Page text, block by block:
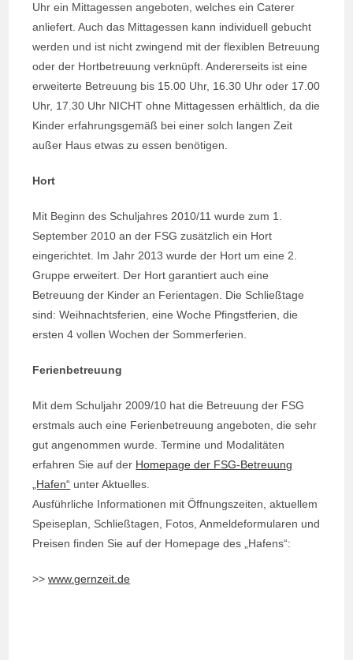
Uhr ein Mittagessen angeboten, welches ein Caterer
anliefert. Auch das Mittagessen kann individuell gebucht
werden und ist nicht zwingend mit der flexiblen Betreuung
oder der Hortbetreuung verknüpft. Andererseits ist eine
erweiterte Betreuung bis 15.00 Uhr, 16.30 Uhr oder 17.00
Uhr, 17.30 Uhr NICHT ohne Mittagessen erhältlich, da die
Kinder erfahrungsgemäß bei einer solch langen Zeit
außer Haus etwas zu essen benötigen.
Hort
Mit Beginn des Schuljahres 2010/11 wurde zum 1.
September 2010 an der FSG zusätzlich ein Hort
eingerichtet. Im Jahr 2013 wurde der Hort um eine 2.
Gruppe erweitert. Der Hort garantiert auch eine
Betreuung der Kinder an Ferientagen. Die Schließtage
sind: Weihnachtsferien, eine Woche Pfingstferien, die
ersten 4 vollen Wochen der Sommerferien.
Ferienbetreuung
Mit dem Schuljahr 2009/10 hat die Betreuung der FSG
erstmals auch eine Ferienbetreuung angeboten, die sehr
gut angenommen wurde. Termine und Modalitäten
erfahren Sie auf der Homepage der FSG-Betreuung
„Hafen“ unter Aktuelles.
Ausführliche Informationen mit Öffnungszeiten, aktuellem
Speiseplan, Schließtagen, Fotos, Anmeldeformularen und
Preisen finden Sie auf der Homepage des „Hafens“:
>>www.gernzeit.de